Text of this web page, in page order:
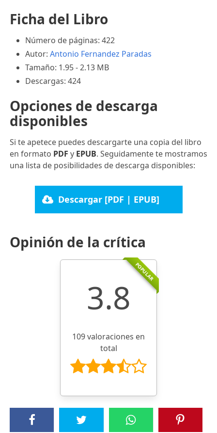
Ficha del Libro
Número de páginas: 422
Autor: Antonio Fernandez Paradas
Tamaño: 1.95 - 2.13 MB
Descargas: 424
Opciones de descarga
disponibles
Si te apetece puedes descargarte una copia del libro
en formato PDF y EPUB. Seguidamente te mostramos
una lista de posibilidades de descarga disponibles:
Descargar [PDF | EPUB]
Opinión de la crítica
POPULAR
3.8
109 valoraciones en
total